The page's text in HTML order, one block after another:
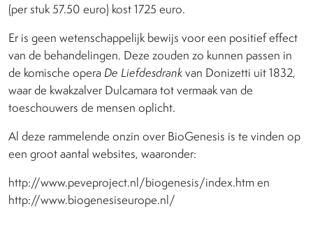
(per stuk 57.50 euro) kost 1725 euro.
Er is geen wetenschappelijk bewijs voor een positief effect
van de behandelingen. Deze zouden zo kunnen passen in
de komische opera De Liefdesdrankvan Donizetti uit 1832,
waar de kwakzalver Dulcamara tot vermaak van de
toeschouwers de mensen oplicht.
Al deze rammelende onzin over BioGenesis is te vinden op
een groot aantal websites, waaronder:
http://www.peveproject.nl/biogenesis/index.htm en
http://www.biogenesiseurope.nl/